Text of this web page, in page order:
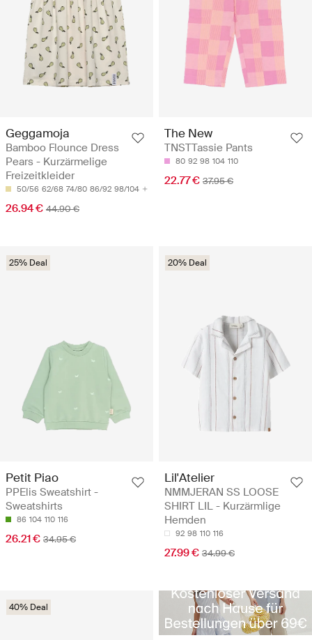
Geggamoja
Bamboo Flounce Dress
Pears - Kurzärmelige
Freizeitkleider
50/56 62/68 74/80 86/92 98/104
26.94 € 44.90 €
The New
TNSTTassie Pants
80 92 98 104 110
22.77 € 37.95 €
25% Deal
Petit Piao
PPElis Sweatshirt -
Sweatshirts
86 104 110 116
26.21 € 34.95 €
20% Deal
Lil'Atelier
NMMJERAN SS LOOSE
SHIRT LIL - Kurzärmlige
Hemden
92 98 110 116
27.99 € 34.99 €
40% Deal